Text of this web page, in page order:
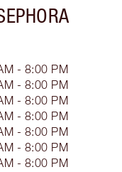
- 8:00 PM
- 8:00 PM
- 8:00 PM
- 8:00 PM
- 8:00 PM
- 8:00 PM
- 8:00 PM